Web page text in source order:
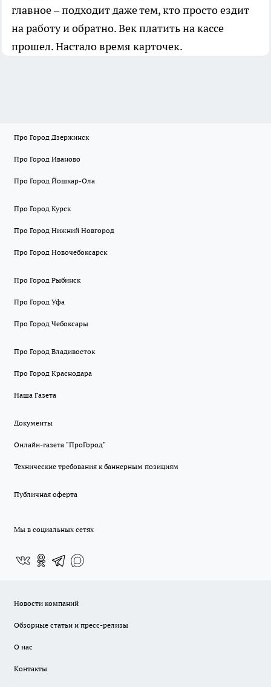
главное – подходит даже тем, кто просто ездит
на работу и обратно. Век платить на кассе
прошел. Настало время карточек.
Про Город Дзержинск
Про Город Иваново
Про Город Йошкар-Ола
Про Город Курск
Про Город Нижний Новгород
Про Город Новочебоксарск
Про Город Рыбинск
Про Город Уфа
Про Город Чебоксары
Про Город Владивосток
Про Город Краснодара
Наша Газета
Документы
Онлайн-газета "ПроГород"
Технические требования к баннерным позициям
Публичная оферта
Мы в социальных сетях
Новости компаний
Обзорные статьи и пресс-релизы
О нас
Контакты